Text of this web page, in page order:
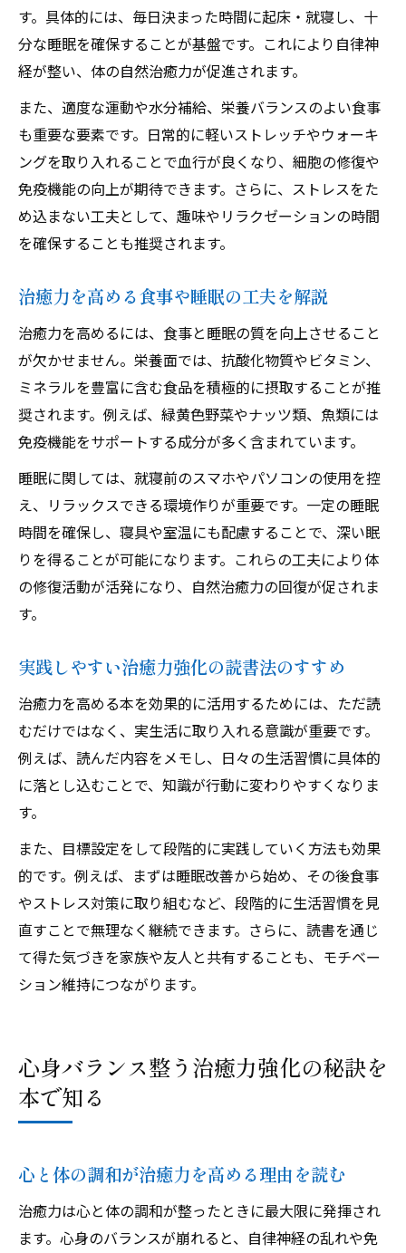
治癒力を高めるための睡眠と休息の重要性
生活リズムを見直す治癒力アップの実践例
す。具体的には、毎日決まった時間に起床・就寝し、十
分な睡眠を確保することが基盤です。これにより自律神
経が整い、体の自然治癒力が促進されます。
また、適度な運動や水分補給、栄養バランスのよい食事
も重要な要素です。日常的に軽いストレッチやウォーキ
ングを取り入れることで血行が良くなり、細胞の修復や
免疫機能の向上が期待できます。さらに、ストレスをた
め込まない工夫として、趣味やリラクゼーションの時間
を確保することも推奨されます。
治癒力を高める食事や睡眠の工夫を解説
治癒力を高めるには、食事と睡眠の質を向上させること
が欠かせません。栄養面では、抗酸化物質やビタミン、
ミネラルを豊富に含む食品を積極的に摂取することが推
奨されます。例えば、緑黄色野菜やナッツ類、魚類には
免疫機能をサポートする成分が多く含まれています。
睡眠に関しては、就寝前のスマホやパソコンの使用を控
え、リラックスできる環境作りが重要です。一定の睡眠
時間を確保し、寝具や室温にも配慮することで、深い眠
りを得ることが可能になります。これらの工夫により体
の修復活動が活発になり、自然治癒力の回復が促されま
す。
実践しやすい治癒力強化の読書法のすすめ
治癒力を高める本を効果的に活用するためには、ただ読
むだけではなく、実生活に取り入れる意識が重要です。
例えば、読んだ内容をメモし、日々の生活習慣に具体的
に落とし込むことで、知識が行動に変わりやすくなりま
す。
また、目標設定をして段階的に実践していく方法も効果
的です。例えば、まずは睡眠改善から始め、その後食事
やストレス対策に取り組むなど、段階的に生活習慣を見
直すことで無理なく継続できます。さらに、読書を通じ
て得た気づきを家族や友人と共有することも、モチベー
ション維持につながります。
心身バランス整う治癒力強化の秘訣を
本で知る
心と体の調和が治癒力を高める理由を読む
治癒力は心と体の調和が整ったときに最大限に発揮され
ます。心身のバランスが崩れると、自律神経の乱れや免